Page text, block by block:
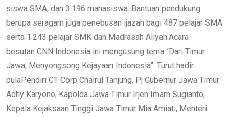
siswa SMA, dan 3.196 mahasiswa. Bantuan pendukung
berupa seragam juga penebusan ijazah bagi 487 pelajar SMA
serta 1.243 pelajar SMK dan Madrasah Aliyah.Acara
besutan CNN Indonesia ini mengusung tema “Dari Timur
Jawa, Menyongsong Kejayaan Indonesia”. Turut hadir
pulaPendiri CT Corp Chairul Tanjung, Pj Gubernur Jawa Timur
Adhy Karyono, Kapolda Jawa Timur Irjen Imam Sugianto,
Kepala Kejaksaan Tinggi Jawa Timur Mia Amiati, Menteri